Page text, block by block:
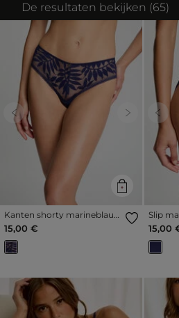
De resultaten bekijken (65)
Previous Next
Kanten shorty marineblauw
15,00 €
Slip
15,00